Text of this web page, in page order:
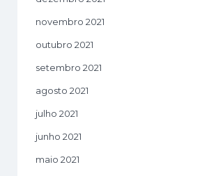
novembro 2021
outubro 2021
setembro 2021
agosto 2021
julho 2021
junho 2021
maio 2021